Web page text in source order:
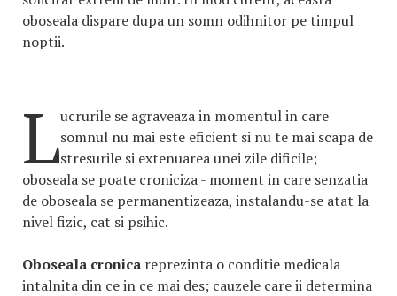
oboseala dispare dupa un somn odihnitor pe timpul
noptii.
Lucrurile se agraveaza in momentul in care
somnul nu mai este eficient si nu te mai scapa de
stresurile si extenuarea unei zile dificile;
oboseala se poate croniciza - moment in care senzatia
de oboseala se permanentizeaza, instalandu-se atat la
nivel fizic, cat si psihic.
Oboseala cronica reprezinta o conditie medicala
intalnita din ce in ce mai des; cauzele care ii determina